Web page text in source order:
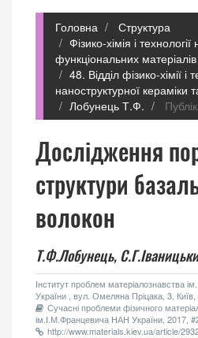
Головна
Структура
Фізико-хімія і
функціональних матеріалів
48. Відділ фізико-хімії і
наноструктурної кераміки
Лобунець Т.Ф.
Дослідження
структури
волокон
Т.Ф.Лобунець,
Інститут проблем матеріалознавства
України , вул. Омеляна Пріцака, 3,
Сучасні проблеми фізичного
ім.І.М.Францевича НАН України, 2017,
http://www.materials.kiev.ua/article/